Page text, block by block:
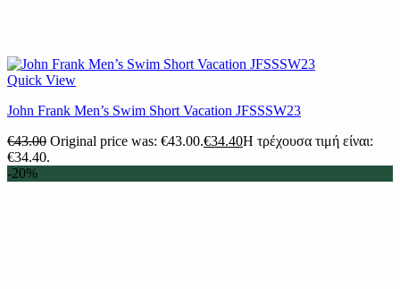
Quick View
John Frank Men’s Swim Short Vacation JFSSSW23
€43.00 Original price was: €43.00.€34.40Η τρέχουσα τιμή είναι:
€34.40.
-20%